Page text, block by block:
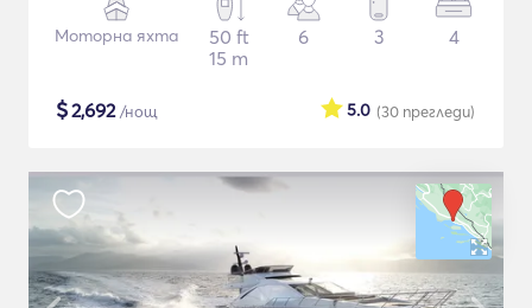
Моторна яхта
50 ft
15 m
6 3 4
$2,692/нощ (30 прегледи)
5.0